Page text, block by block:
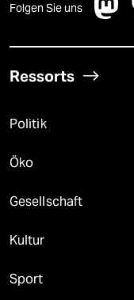
Folgen Sie uns
Ressorts
Politik
Öko
Gesellschaft
Kultur
Sport